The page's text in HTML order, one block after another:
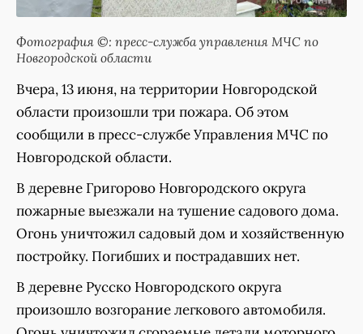
Фотография ©: пресс-служба управления МЧС по
Новгородской области
Вчера, 13 июня, на территории Новгородской
области произошли три пожара. Об этом
сообщили в пресс-службе Управления МЧС по
Новгородской области.
В деревне Григорово Новгородского округа
пожарные выезжали на тушение садового дома.
Огонь уничтожил садовый дом и хозяйственную
постройку. Погибших и пострадавших нет.
В деревне Русско Новгородского округа
произошло возгорание легкового автомобиля.